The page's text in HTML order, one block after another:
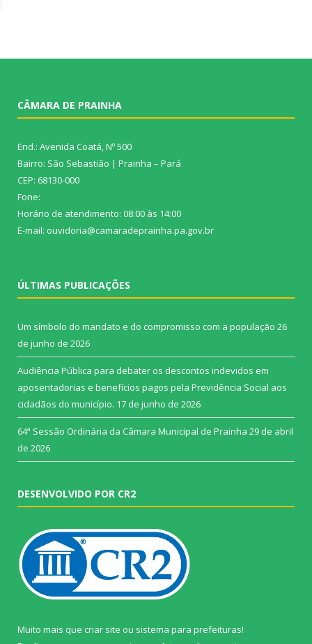
CÂMARA DE PRAINHA
End.: Avenida Coatá, Nº 500
Bairro: São Sebastião | Prainha – Pará
CEP: 68130-000
Fone:
Horário de atendimento: 08:00 às 14:00
E-mail: ouvidoria@camaradeprainha.pa.gov.br
ÚLTIMAS PUBLICAÇÕES
Um símbolo do mandato e do compromisso com a população 26
de junho de 2026
Audiência Pública para debater os descontos indevidos em
aposentadorias e benefícios pagos pela Previdência Social aos
cidadãos do município. 17 de junho de 2026
64ª Sessão Ordinária da Câmara Municipal de Prainha 29 de abril
de 2026
DESENVOLVIDO POR CR2
Muito mais que criar site ou sistema para prefeituras!